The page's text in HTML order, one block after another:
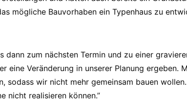
mögliche Bauvorhaben ein Typenhaus zu
dann zum nächsten Termin und zu einer
eine Veränderung in unserer Planung ergeben.
sodass wir nicht mehr gemeinsam bauen
nicht realisieren können.”